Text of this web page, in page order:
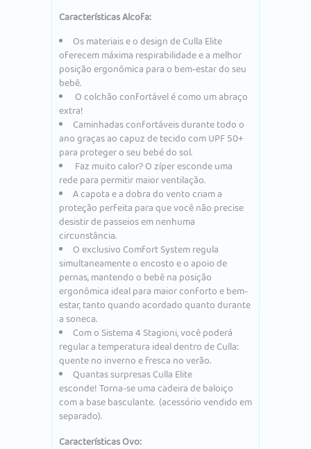
Características Alcofa:
Os materiais e o design de Culla Elite
oferecem máxima respirabilidade e a melhor
posição ergonômica para o bem-estar do seu
bebê.
O colchão confortável é como um abraço
extra!
Caminhadas confortáveis ​​durante todo o
ano graças ao capuz de tecido com UPF 50+
para proteger o seu bebé do sol.
Faz muito calor? O zíper esconde uma
rede para permitir maior ventilação.
A capota e a dobra do vento criam a
proteção perfeita para que você não precise
desistir de passeios em nenhuma
circunstância.
O exclusivo Comfort System regula
simultaneamente o encosto e o apoio de
pernas, mantendo o bebê na posição
ergonômica ideal para maior conforto e bem-
estar, tanto quando acordado quanto durante
a soneca.
Com o Sistema 4 Stagioni, você poderá
regular a temperatura ideal dentro de Culla:
quente no inverno e fresca no verão.
Quantas surpresas Culla Elite
esconde! Torna-se uma cadeira de baloiço
com a base basculante. (acessório vendido em
separado).
Características Ovo: